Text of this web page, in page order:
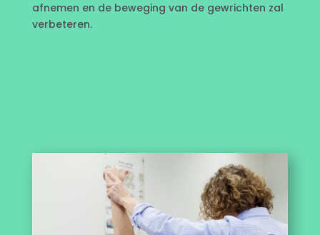
afnemen en de beweging van de gewrichten zal
verbeteren.